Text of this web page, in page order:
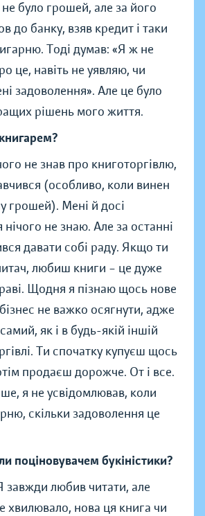
було грошей, але за його
до банку, взяв кредит і таки
Тоді думав: «Я ж не
це, навіть не уявляю, чи
задоволення». Але це було
рішень мого життя.
не знав про книготоргівлю,
(особливо, коли винен
грошей). Мені й досі
не знаю. Але за останні
давати собі раду. Якщо ти
любиш книги – це дуже
Щодня я пізнаю щось нове
не важко осягнути, адже
як і в будь-якій іншій
Ти спочатку купуєш щось
продаєш дорожче. От і все.
я не усвідомлював, коли
скільки задоволення це
поціновувачем букіністики?
завжди любив читати, але
хвилювало, нова ця книга чи